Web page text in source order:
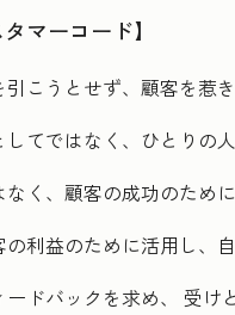
マーコード】
こうとせず、顧客を惹
てではなく、ひとりの
く、顧客の成功のため
利益のために活用し、
ドバックを求め、 受け